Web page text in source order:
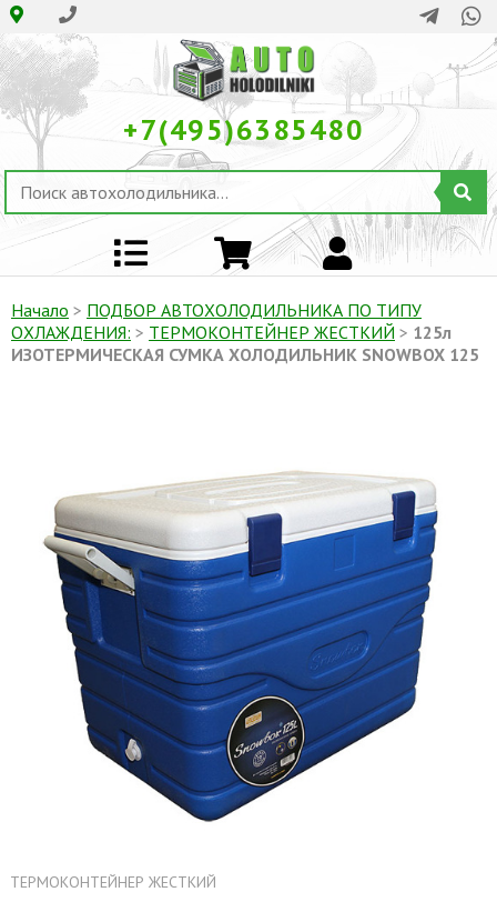
+7(495)6385480
Начало > ПОДБОР АВТОХОЛОДИЛЬНИКА ПО ТИПУ
ОХЛАЖДЕНИЯ: > ТЕРМОКОНТЕЙНЕР ЖЕСТКИЙ > 125л
ИЗОТЕРМИЧЕСКАЯ СУМКА ХОЛОДИЛЬНИК SNOWBOX 125
ТЕРМОКОНТЕЙНЕР ЖЕСТКИЙ